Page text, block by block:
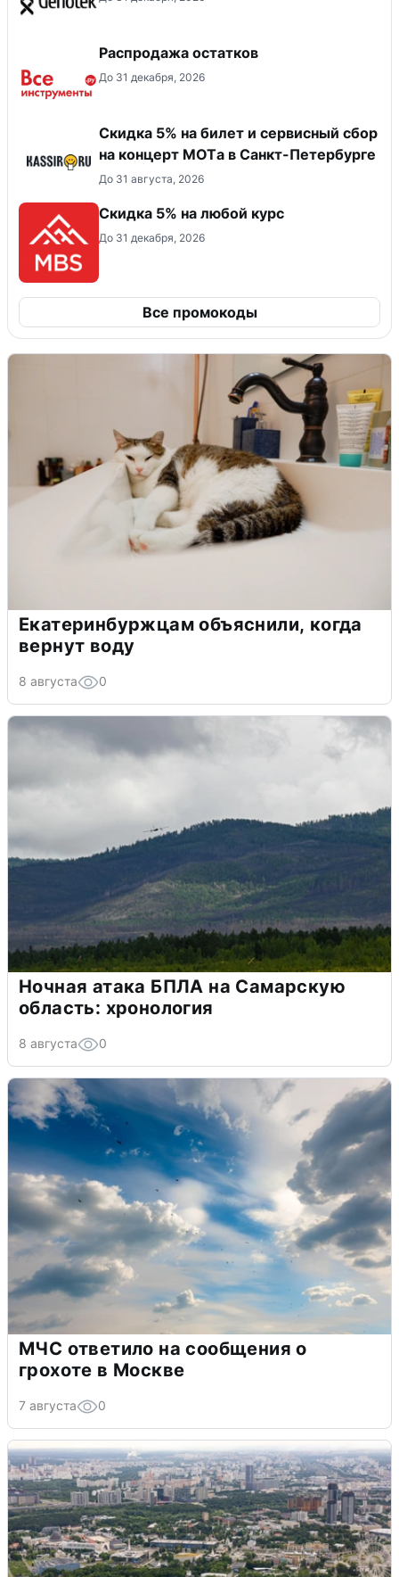
Распродажа остатков
До 31 декабря, 2026
Скидка 5% на билет и сервисный сбор
на концерт MOTа в Санкт-Петербурге
До 31 августа, 2026
Скидка 5% на любой курс
До 31 декабря, 2026
Все промокоды
Екатеринбуржцам объяснили, когда
вернут воду
8 августа 0
Ночная атака БПЛА на Самарскую
область: хронология
8 августа 0
МЧС ответило на сообщения о
грохоте в Москве
7 августа 0